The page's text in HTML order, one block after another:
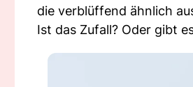
die verblüffend ähnlich
Ist das Zufall? Oder gibt